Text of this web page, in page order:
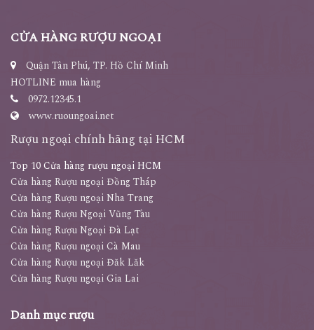
CỬA HÀNG RƯỢU NGOẠI
Quận Tân Phú, TP. Hồ Chí Minh
HOTLINE mua hàng
0972.12345.1
www.ruoungoai.net
Rượu ngoại chính hãng tại HCM
Top 10 Cửa hàng rượu ngoại HCM
Cửa hàng Rượu ngoại Đồng Tháp
Cửa hàng Rượu ngoại Nha Trang
Cửa hàng Rượu Ngoại Vũng Tàu
Cửa hàng Rượu Ngoại Đà Lạt
Cửa hàng Rượu ngoại Cà Mau
Cửa hàng Rượu ngoại Đăk Lăk
Cửa hàng Rượu ngoại Gia Lai
Danh mục rượu